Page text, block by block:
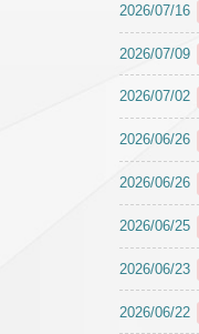
2026/07/16
2026/07/09
2026/07/02
2026/06/26
2026/06/26
2026/06/25
2026/06/23
2026/06/22